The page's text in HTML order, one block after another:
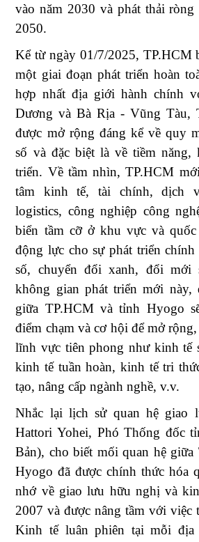
vào năm 2030 và phát thải ròng
2050.
Kể từ ngày 01/7/2025, TP.HCM
một giai đoạn phát triển hoàn
hợp nhất địa giới hành chính
Dương và Bà Rịa - Vũng Tàu,
được mở rộng đáng kể về quy
số và đặc biệt là về tiềm năng,
triển. Về tầm nhìn, TP.HCM
tâm kinh tế, tài chính, dịch
logistics, công nghiệp công
biển tầm cỡ ở khu vực và
động lực cho sự phát triển
số, chuyển đổi xanh, đổi mới
không gian phát triển mới này,
giữa TP.HCM và tỉnh Hyogo
điểm chạm và cơ hội để mở
lĩnh vực tiên phong như kinh tế
kinh tế tuần hoàn, kinh tế tri
tạo, nâng cấp ngành nghề, v.v.
Nhắc lại lịch sử quan hệ giao
Hattori Yohei, Phó Thống đốc
Bản), cho biết mối quan hệ
Hyogo đã được chính thức hóa
nhớ về giao lưu hữu nghị và
2007 và được nâng tầm với việc
Kinh tế luân phiên tại mỗi địa